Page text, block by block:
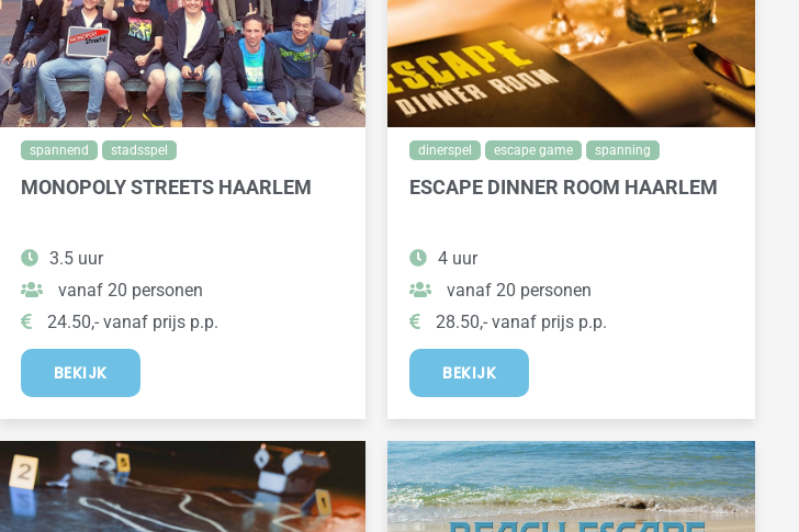
spannend stadsspel
MONOPOLY STREETS HAARLEM
3.5 uur
vanaf 20 personen
24.50,- vanaf prijs p.p.
BEKIJK
dinerspel escape game spanning
ESCAPE DINNER ROOM HAARLEM
4 uur
vanaf 20 personen
28.50,- vanaf prijs p.p.
BEKIJK